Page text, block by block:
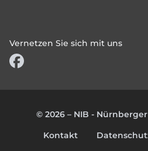
Vernetzen Sie sich mit uns
© 2026 – NIB -
Kontakt